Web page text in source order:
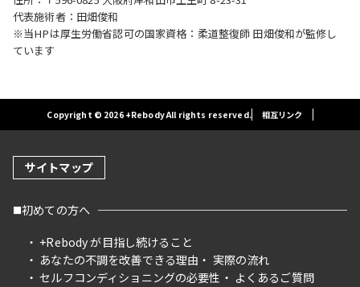
代表施術者：田畑俊和
※当HPは厚生労働省認可の国家資格：柔道整復師 田畑俊和が監修し
ています
Copyright © 2026 +Rebody All rights reserved. 相互リンク
サイトマップ
初めての方へ
+Rebody が目指し続けること
あなたの不調を改善できる理由
実際の流れ
セルフコンディショニングの必要性
よくあるご質問